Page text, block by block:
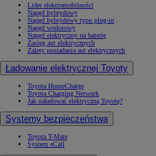
Lider elektromobilności
Napęd hybrydowy
Napęd hybrydowy typu plug-in
Napęd wodorowy
Napęd elektryczny na baterię
Zasięg aut elektrycznych
Zalety posiadania aut elektrycznych
Ładowanie elektrycznej Toyoty
Toyota HomeCharge
Toyota Charging Network
Jak naładować elektryczną Toyotę?
Systemy bezpieczeństwa
Toyota T-Mate
System eCall